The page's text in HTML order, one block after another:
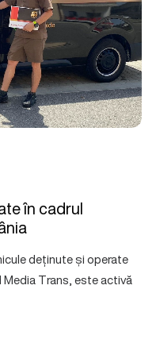
în cadrul
deținute și operate
Trans, este activă